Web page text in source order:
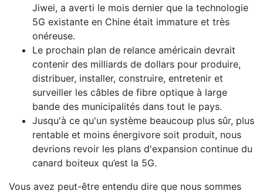
Jiwei, a averti le mois dernier que la technologie
5G existante en Chine était immature et très
onéreuse.
Le prochain plan de relance américain devrait
contenir des milliards de dollars pour produire,
distribuer, installer, construire, entretenir et
surveiller les câbles de fibre optique à large
bande des municipalités dans tout le pays.
Jusqu'à ce qu'un système beaucoup plus sûr, plus
rentable et moins énergivore soit produit, nous
devrions revoir les plans d'expansion continue du
canard boiteux qu’est la 5G.
Vous avez peut-être entendu dire que nous sommes